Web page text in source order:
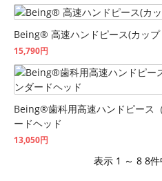
Being® 高速ハンドピース(カッ
15,790円
Being®歯科用高速ハンドピース
ードヘッド
13,050円
表示 1 ～ 8 8